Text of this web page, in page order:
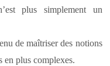
plus simplement un
de maîtriser des notions
en plus complexes.